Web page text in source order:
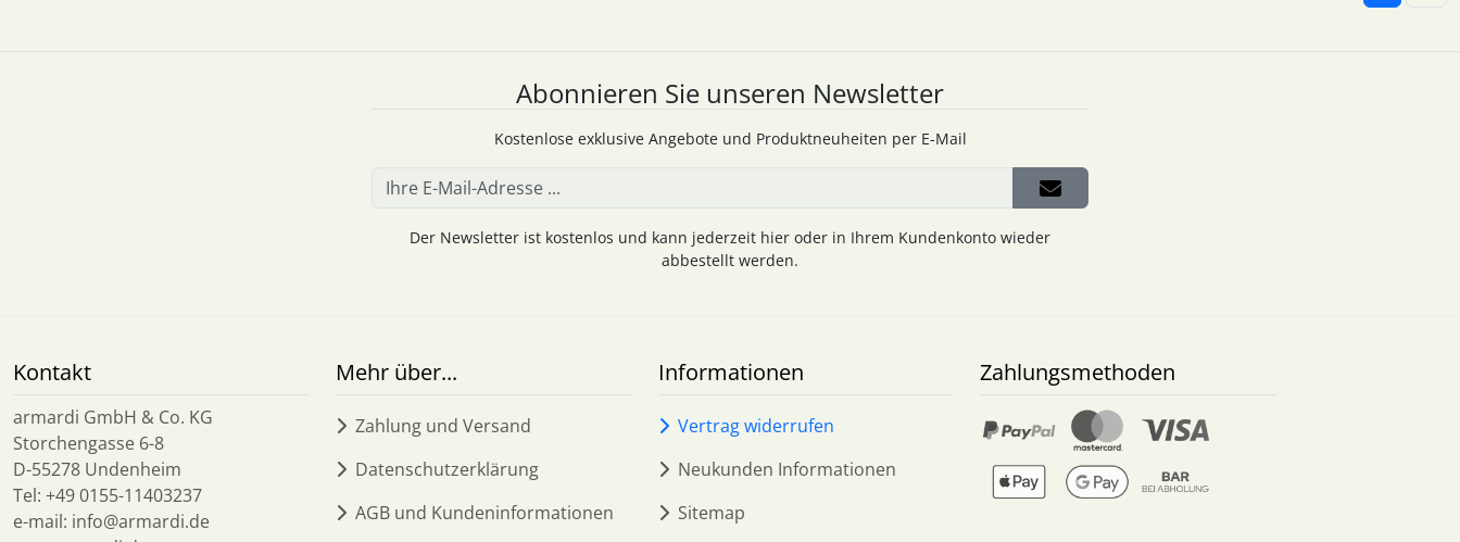
Abonnieren Sie unseren Newsletter
Kostenlose exklusive Angebote und Produktneuheiten per E-Mail
Der Newsletter ist kostenlos und kann jederzeit hier oder in Ihrem Kundenkonto wieder
abbestellt werden.
Kontakt
armardi GmbH & Co. KG
Storchengasse 6-8
D-55278 Undenheim
Tel: +49 0155-11403237
e-mail: info@armardi.de
Mehr über...
Zahlung und Versand
Datenschutzerklärung
AGB und Kundeninformationen
Informationen
Vertrag widerrufen
Neukunden Informationen
Sitemap
Zahlungsmethoden